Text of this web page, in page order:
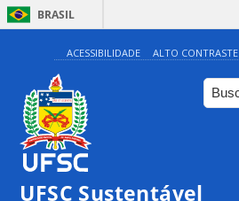
BRASIL
ACESSIBILIDADE ALTO CONTRASTE
UFSC Sustentável